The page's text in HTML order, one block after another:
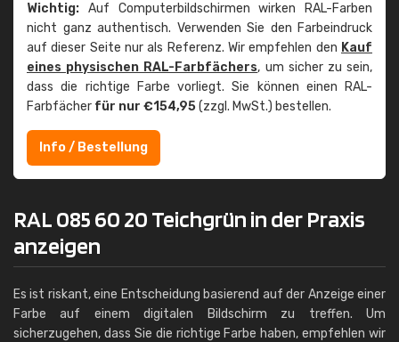
Wichtig: Auf Computerbildschirmen wirken RAL-Farben
nicht ganz authentisch. Verwenden Sie den Farbeindruck
auf dieser Seite nur als Referenz. Wir empfehlen den Kauf
eines physischen RAL-Farbfächers, um sicher zu sein,
dass die richtige Farbe vorliegt. Sie können einen RAL-
Farbfächer für nur €154,95(zzgl. MwSt.) bestellen.
Info / Bestellung
RAL 085 60 20 Teichgrün in der Praxis
anzeigen
Es ist riskant, eine Entscheidung basierend auf der Anzeige einer
Farbe auf einem digitalen Bildschirm zu treffen. Um
sicherzugehen, dass Sie die richtige Farbe haben, empfehlen wir